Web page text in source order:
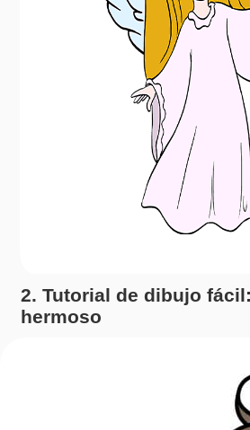
2. Tutorial de dibujo
hermoso